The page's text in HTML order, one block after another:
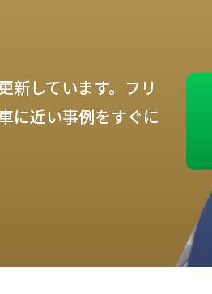
新しています。フリ
に近い事例をすぐに